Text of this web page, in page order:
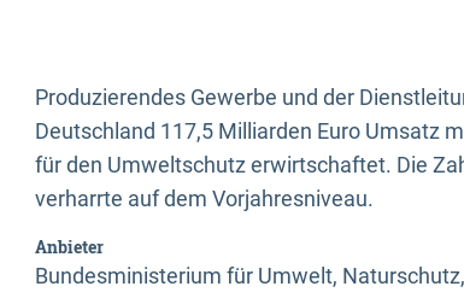
Produzierendes Gewerbe und der
Deutschland 117,5 Milliarden Euro Umsatz
für den Umweltschutz erwirtschaftet. Die
verharrte auf dem Vorjahresniveau.
Anbieter
Bundesministerium für Umwelt,